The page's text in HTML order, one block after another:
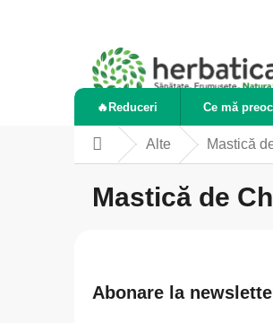
🔥Reduceri Ce mă
AcasăAlte Mastică
Mastică de
Abonare la